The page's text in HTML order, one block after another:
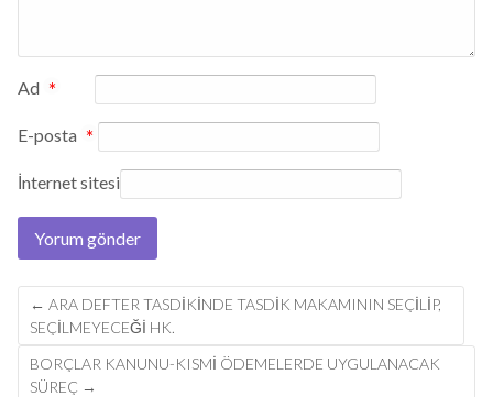
Ad *
E-posta *
İnternet sitesi
Post
navigation
← ARA DEFTER TASDIKINDE TASDIK MAKAMININ SEÇILIP,
SEÇILMEYECEĞI HK.
BORÇLAR KANUNU-KISMI ÖDEMELERDE UYGULANACAK
SÜREÇ →